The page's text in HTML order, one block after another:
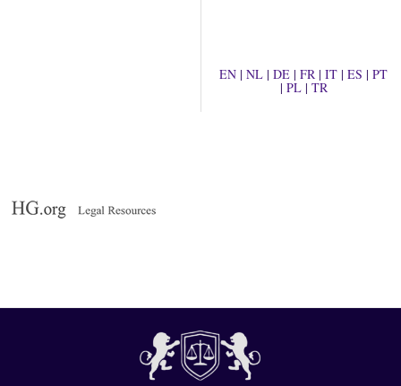
EN |NL |DE |FR |IT |ES |PT
| PL| TR